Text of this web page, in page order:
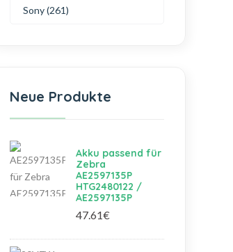
Sony (261)
Neue Produkte
Akku passend für
Zebra
AE2597135P
HTG2480122 /
AE2597135P
47.61€